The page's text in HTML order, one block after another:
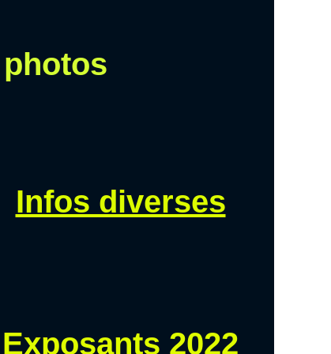
Infos diverses
Exposants 2022